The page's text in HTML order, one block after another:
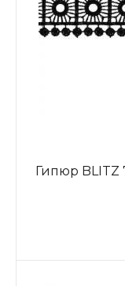
Гипюр BLITZ